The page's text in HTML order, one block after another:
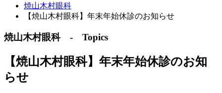
焼山木村眼科
【焼山木村眼科】年末年始休診のお知らせ
焼山木村眼科 - Topics
【焼山木村眼科】年末年始休診のお知
らせ